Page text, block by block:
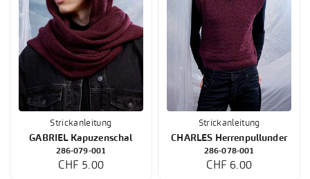
Strickanleitung
GABRIEL Kapuzenschal
286-079-001
CHF 5.00
Strickanleitung
CHARLES Herrenpullunder
286-078-001
CHF 6.00